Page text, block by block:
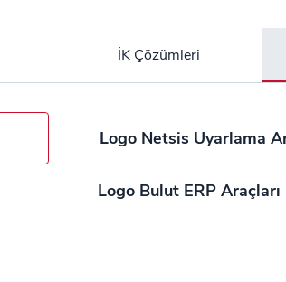
İK Çözümleri
Logo Netsis Uyarlama
Logo Bulut ERP Araçları